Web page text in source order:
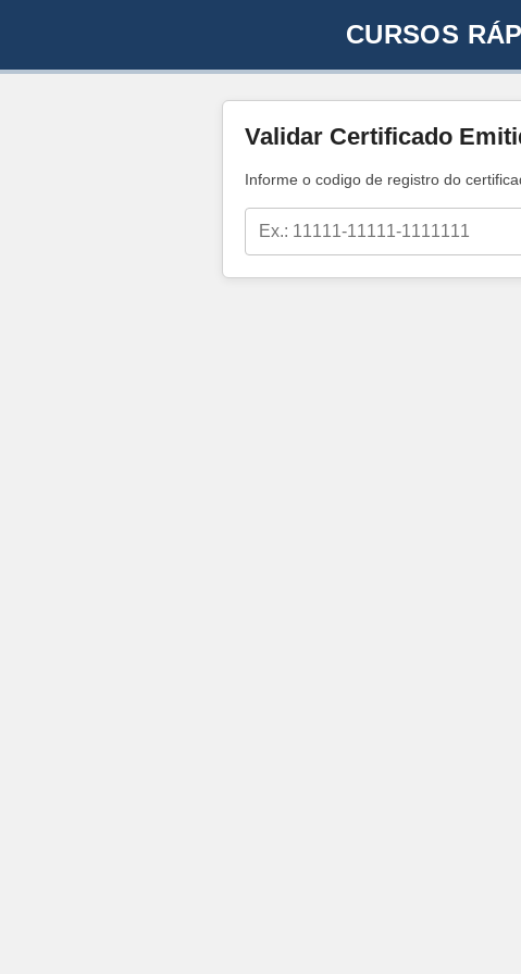
CURSOS
Validar Certificado
Informe o codigo de registro do